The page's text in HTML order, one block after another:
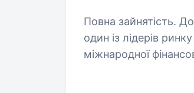
Повна зайнятість. Досвід роботи
один із лідерів
міжнародної